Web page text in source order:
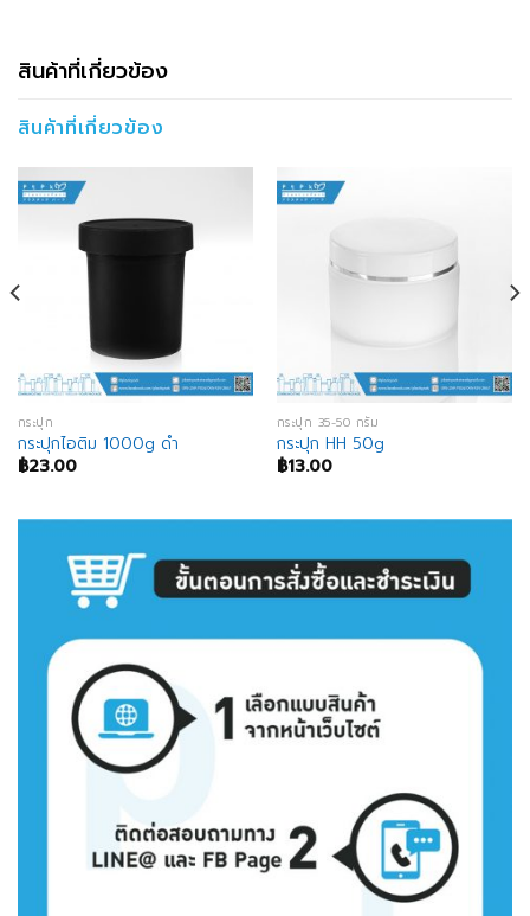
สินค้าที่เกี่ยวข้อง
สินค้าที่เกี่ยวข้อง
กระปุก
กระปุกไอติม 1000g ดำ
฿23.00
กระปุก 35-50 กรัม
กระปุก HH 50g
฿13.00